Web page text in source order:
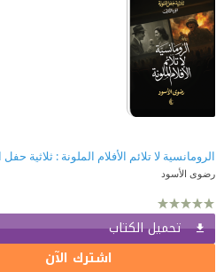
رضوى الأسود
تحميل الكتاب
اشترك الآن